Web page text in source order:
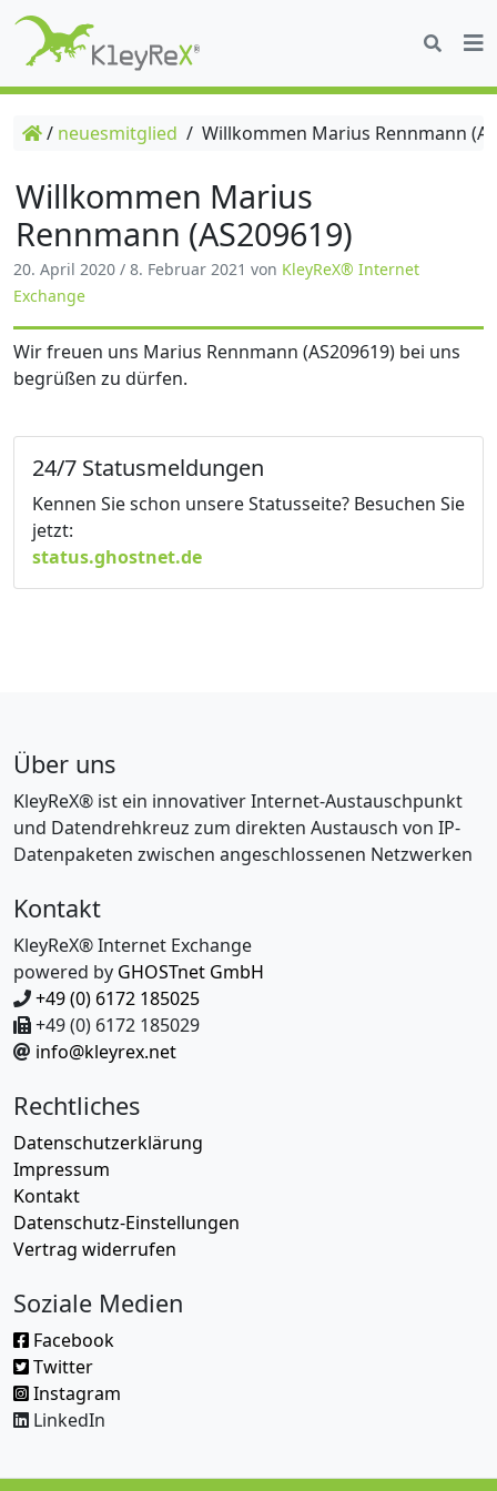
/ neuesmitglied / Willkommen Marius Rennmann
Willkommen Marius
Rennmann (AS209619)
20. April 2020 / 8. Februar 2021 von KleyReX® Internet
Exchange
Wir freuen uns Marius Rennmann (AS209619) bei uns
begrüßen zu dürfen.
24/7 Statusmeldungen
Kennen Sie schon unsere Statusseite? Besuchen Sie
jetzt:
status.ghostnet.de
Über uns
KleyReX® ist ein innovativer Internet-Austauschpunkt
und Datendrehkreuz zum direkten Austausch von IP-
Datenpaketen zwischen angeschlossenen Netzwerken
Kontakt
KleyReX® Internet Exchange
powered by GHOSTnet GmbH
+49 (0) 6172 185025
+49 (0) 6172 185029
info@kleyrex.net
Rechtliches
Datenschutzerklärung
Impressum
Kontakt
Datenschutz-Einstellungen
Vertrag widerrufen
Soziale Medien
Facebook
Twitter
Instagram
LinkedIn